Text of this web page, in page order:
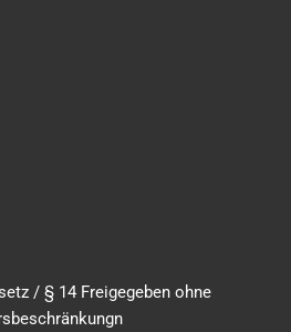
/ § 14 Freigegeben ohne